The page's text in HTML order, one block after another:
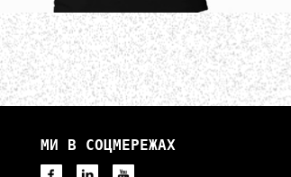
МИ В СОЦМЕРЕЖАХ